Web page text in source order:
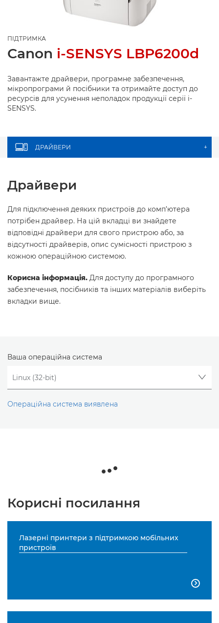
ПІДТРИМКА
Canon i-SENSYS LBP6200d
Завантажте драйвери, програмне забезпечення,
мікропрограми й посібники та отримайте доступ до
ресурсів для усунення неполадок продукції серії i-
SENSYS.
ДРАЙВЕРИ +
Драйвери
Для підключення деяких пристроїв до комп’ютера
потрібен драйвер. На цій вкладці ви знайдете
відповідні драйвери для свого пристрою або, за
відсутності драйверів, опис сумісності пристрою з
кожною операційною системою.
Корисна інформація. Для доступу до програмного
забезпечення, посібників та інших матеріалів виберіть
вкладки вище.
Ваша операційна система
Операційна система виявлена
Корисні посилання
Лазерні принтери з підтримкою мобільних
пристроїв
